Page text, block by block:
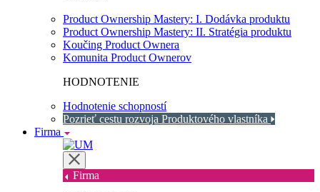
Product Ownership Mastery: I. Dodávka produktu
Product Ownership Mastery: II. Stratégia produktu
Koučing Product Ownera
Komunita Product Ownerov
HODNOTENIE
Hodnotenie schopností
Pozrieť cestu rozvoja Produktového vlastníka
Firma
Firma